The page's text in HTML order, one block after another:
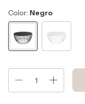
Color: Negro